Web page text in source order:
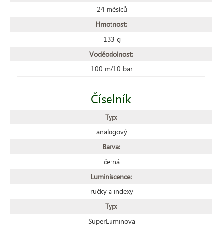
24 měsíců
Hmotnost:
133 g
Voděodolnost:
100 m/10 bar
Číselník
Typ:
analogový
Barva:
černá
Luminiscence:
ručky a indexy
Typ:
SuperLuminova